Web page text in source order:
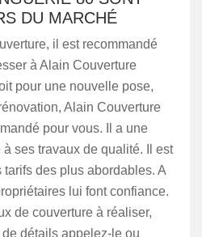
DU MARCHÉ
il est recommandé
à Alain Couverture
pour une nouvelle pose,
Alain Couverture
pour vous. Il a une
ses travaux de qualité. Il est
des plus abordables. A
lui font confiance.
de couverture à réaliser,
détails appelez-le ou